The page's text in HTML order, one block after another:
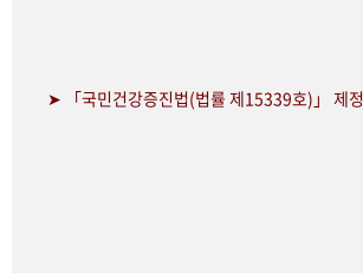
➤ 「국민건강증진법(법률 제15339호)」 제정